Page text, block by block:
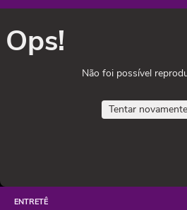
Ops!
Não foi possível
Tentar novamente
ENTRETÊ